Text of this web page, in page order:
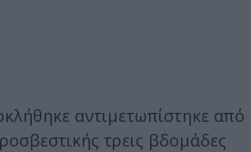
αντιμετωπίστηκε από
τρεις βδομάδες